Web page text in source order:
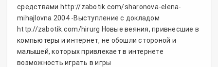
средствами http://zabotik.com/sharonova-elena-
mihajlovna 2004 -Выступление с докладом
http://zabotik.com/hirurg Новые веяния, привнесшие в
компьютеры и интернет, не обошли стороной и
малышей, которых привлекает в интернете
возможность играть в игры